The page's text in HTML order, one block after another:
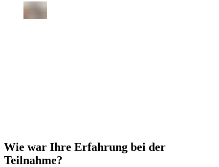
Wie war Ihre Erfahrung bei der
Teilnahme?